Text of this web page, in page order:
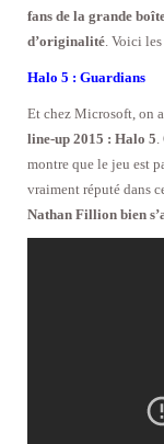
fans de la grande
d’originalité . Voici
Halo 5 : Guardians
Et chez Microsoft, on
line-up 2015 : Halo 5
montre que le jeu est
vraiment réputé dans
Nathan Fillion bien